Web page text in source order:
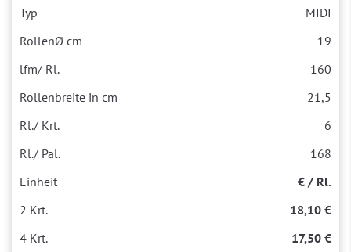
MIDI
19
160
21,5
6
168
€ / Rl.
18,10 €
17,50 €